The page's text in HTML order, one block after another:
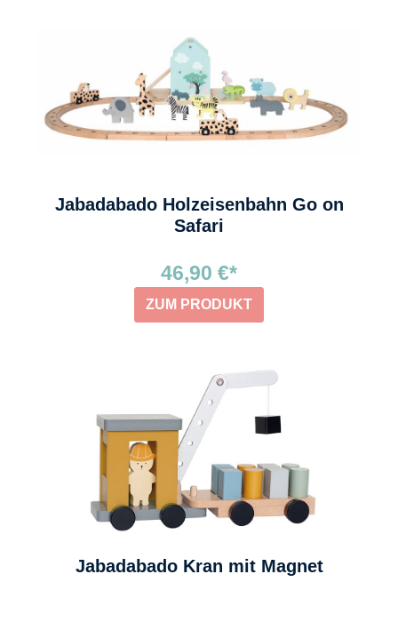
Jabadabado Holzeisenbahn Go on
Safari
46,90 €*
ZUM PRODUKT
Jabadabado Kran mit Magnet